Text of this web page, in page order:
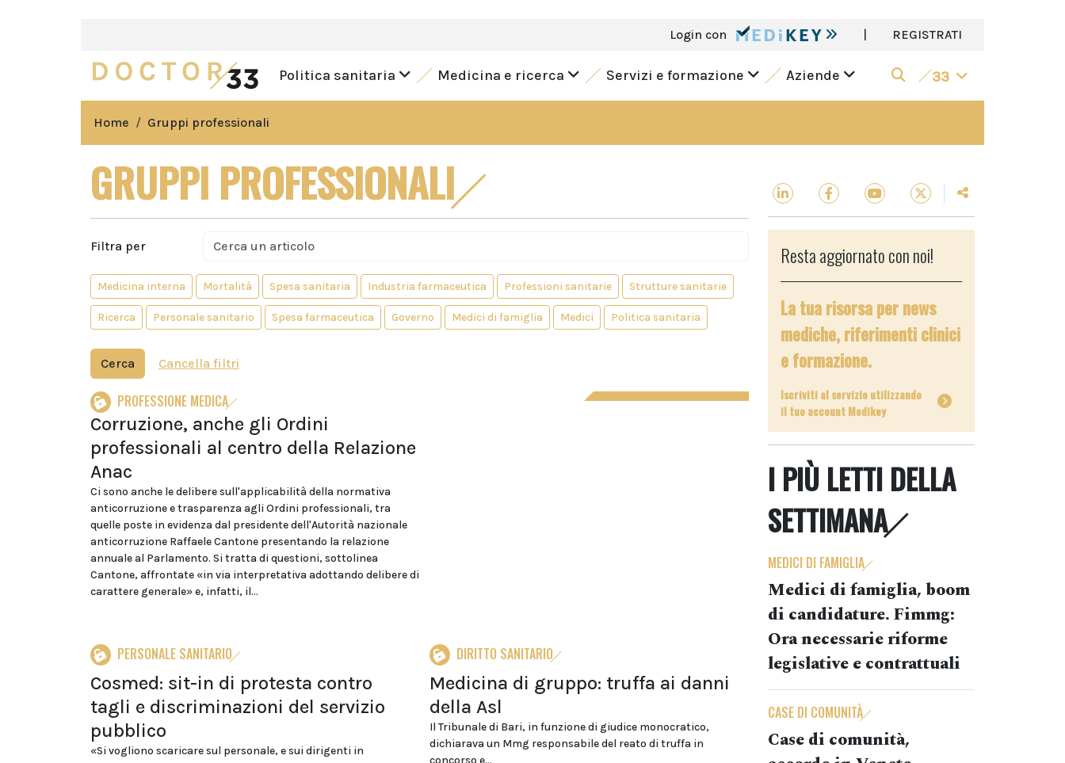
Login con | REGISTRATI
Politica sanitaria Medicina e ricerca Servizi e formazione Aziende 33
Home Gruppi professionali
GRUPPI PROFESSIONALI
Filtra per
Medicina interna Mortalità Spesa sanitaria Industria farmaceutica Professioni sanitarie Strutture sanitarie
Ricerca Personale sanitario Spesa farmaceutica Governo Medici di famiglia Medici Politica sanitaria
Cerca Cancella filtri
PROFESSIONE MEDICA
Corruzione, anche gli Ordini
professionali al centro della Relazione
Anac
Ci sono anche le delibere sull'applicabilità della normativa
anticorruzione e trasparenza agli Ordini professionali, tra
quelle poste in evidenza dal presidente dell'Autorità nazionale
anticorruzione Raffaele Cantone presentando la relazione
annuale al Parlamento. Si tratta di questioni, sottolinea
Cantone, affrontate «in via interpretativa adottando delibere di
carattere generale» e, infatti, il...
PERSONALE SANITARIO
Cosmed: sit-in di protesta contro
tagli e discriminazioni del servizio
pubblico
«Si vogliono scaricare sul personale, e sui dirigenti in
DIRITTO SANITARIO
Medicina di gruppo: truffa ai danni
della Asl
Il Tribunale di Bari, in funzione di giudice monocratico,
dichiarava un Mmg responsabile del reato di truffa in
concorso e...
Resta aggiornato con noi!
La tua risorsa per news
mediche, riferimenti clinici
e formazione.
Iscriviti al servizio utilizzando
il tuo account Medikey
I PIÙ LETTI DELLA
SETTIMANA
MEDICI DI FAMIGLIA
Medici di famiglia, boom
di candidature. Fimmg:
Ora necessarie riforme
legislative e contrattuali
CASE DI COMUNITÀ
Case di comunità,